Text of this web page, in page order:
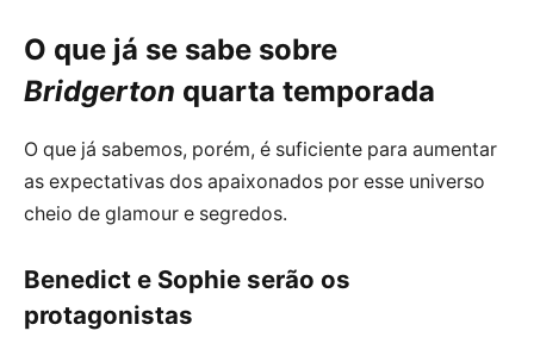
O que já se sabe sobre
Bridgerton quarta temporada
O que já sabemos, porém, é suficiente para aumentar
as expectativas dos apaixonados por esse universo
cheio de glamour e segredos.
Benedict e Sophie serão os
protagonistas